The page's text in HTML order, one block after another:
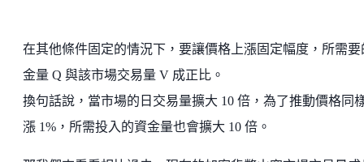
在其他條件固定的情況下，要讓價格上漲固定幅度，所需要
金量 Q 與該市場交易量 V 成正比。
換句話說，當市場的日交易量擴大 10 倍，為了推動價格同
漲 1%，所需投入的資金量也會擴大 10 倍。